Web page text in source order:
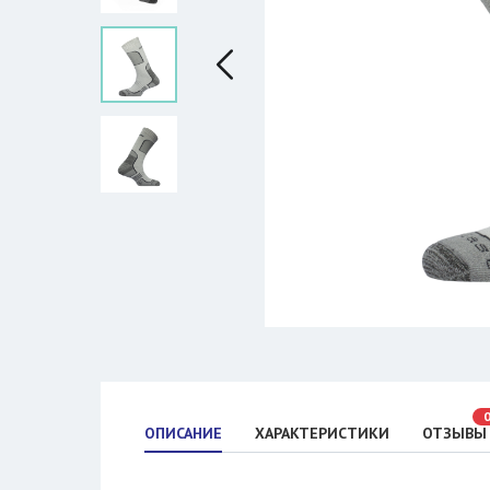
ОПИСАНИЕ ХАРАКТЕРИСТИКИ ОТЗЫВЫ
0